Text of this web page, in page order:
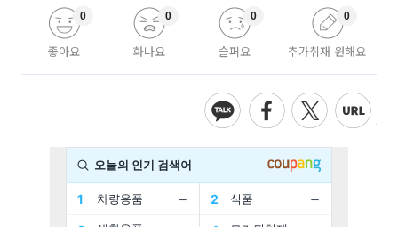
좋아요
0
화나요
0
슬퍼요
0
추가취재 원해요
0